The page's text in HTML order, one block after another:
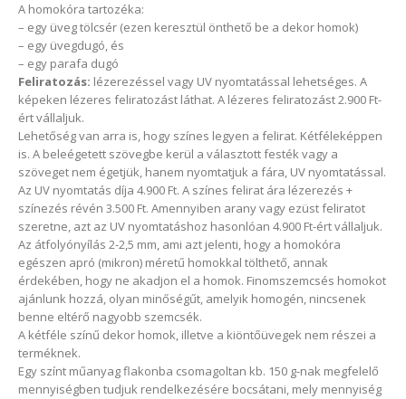
A homokóra tartozéka:
– egy üveg tölcsér (ezen keresztül önthető be a dekor homok)
– egy üvegdugó, és
– egy parafa dugó
Feliratozás: lézerezéssel vagy UV nyomtatással lehetséges. A
képeken lézeres feliratozást láthat. A lézeres feliratozást 2.900 Ft-
ért vállaljuk.
Lehetőség van arra is, hogy színes legyen a felirat. Kétféleképpen
is. A beleégetett szövegbe kerül a választott festék vagy a
szöveget nem égetjük, hanem nyomtatjuk a fára, UV nyomtatással.
Az UV nyomtatás díja 4.900 Ft. A színes felirat ára lézerezés +
színezés révén 3.500 Ft. Amennyiben arany vagy ezüst feliratot
szeretne, azt az UV nyomtatáshoz hasonlóan 4.900 Ft-ért vállaljuk.
Az átfolyónyílás 2-2,5 mm, ami azt jelenti, hogy a homokóra
egészen apró (mikron) méretű homokkal tölthető, annak
érdekében, hogy ne akadjon el a homok. Finomszemcsés homokot
ajánlunk hozzá, olyan minőségűt, amelyik homogén, nincsenek
benne eltérő nagyobb szemcsék.
A kétféle színű dekor homok, illetve a kiöntőüvegek nem részei a
terméknek.
Egy színt műanyag flakonba csomagoltan kb. 150 g-nak megfelelő
mennyiségben tudjuk rendelkezésére bocsátani, mely mennyiség